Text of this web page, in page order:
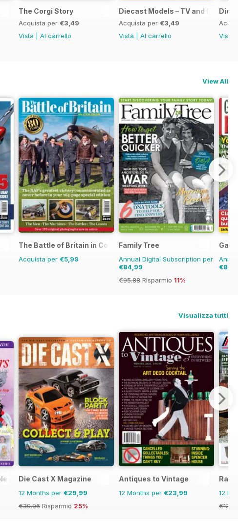
The Corgi Story
Acquista per €3,49
Vista
Al carrello
Diecast Models – TV and Film
Acquista per €3,49
Vista
Al carrello
Vista
View All
The Battle of Britain in Colour
Acquista per €5,99
Family Tree
Annual Digital Subscription per
€84,99
€95.88 Risparmio 11%
Visualizza tutti
Die Cast X Magazine
12 Months per €29,99
€39.96 Risparmio 25%
Antiques to Vintage
12 Months per €23,99
12